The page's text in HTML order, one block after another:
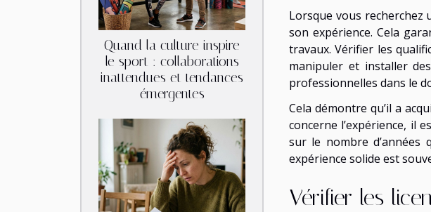
Quand la culture inspire
le sport : collaborations
inattendues et tendances
émergentes
Lorsque vous recherchez
son expérience. Cela
travaux. Vérifier les
manipuler et installer
professionnelles dans le
Cela démontre qu’il a
concerne l’expérience, il
sur le nombre d’années
expérience solide est
Vérifier les